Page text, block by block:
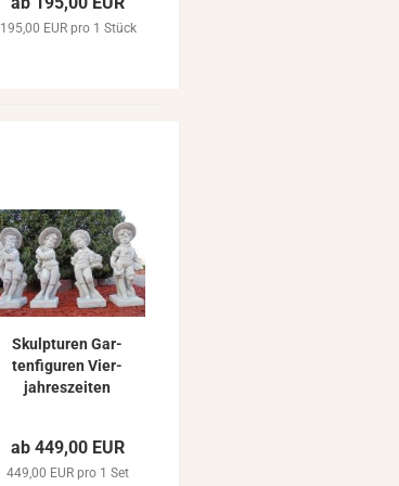
195,00 EUR pro 1 Stück
Skulp­tu­ren Gar­
ten­fi­gu­ren Vier­
jah­res­zei­ten
guss
ab 449,00 EUR
449,00 EUR pro 1 Set